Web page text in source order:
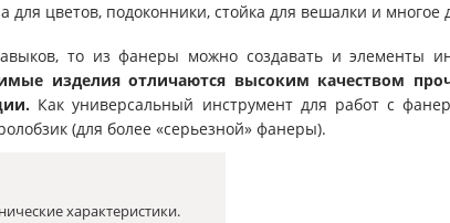
для цветов, подоконники, стойка для вешалки и многое
то из фанеры можно создавать и элементы
изделия отличаются высоким качеством
Как универсальный инструмент для работ с
(для более «серьезной» фанеры).
характеристики.